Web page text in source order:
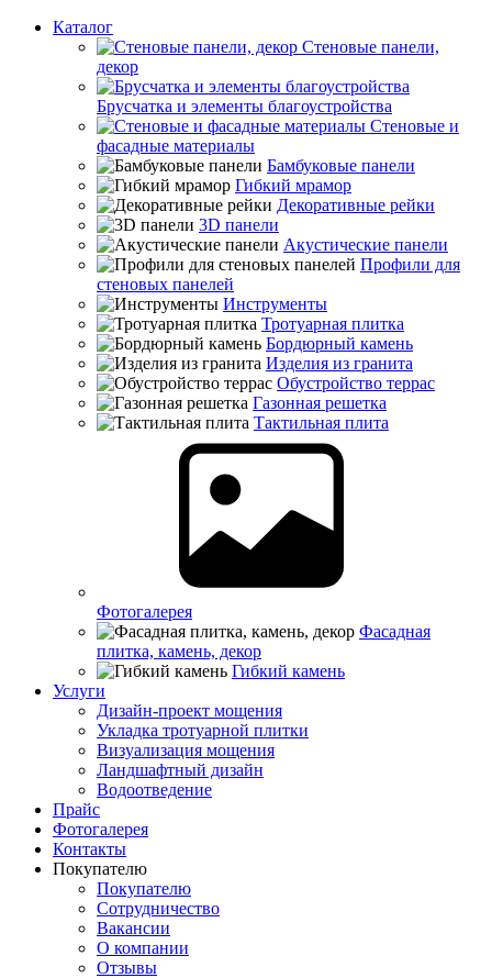
Каталог
Стеновые панели,
декор
Брусчатка и элементы благоустройства
Стеновые и
фасадные материалы
Бамбуковые панели
Гибкий мрамор
Декоративные рейки
3D панели
Акустические панели
Профили для
стеновых панелей
Инструменты
Тротуарная плитка
Бордюрный камень
Изделия из гранита
Обустройство террас
Газонная решетка
Тактильная плита
Фотогалерея
Фасадная
плитка, камень, декор
Гибкий камень
Услуги
Дизайн-проект мощения
Укладка тротуарной плитки
Визуализация мощения
Ландшафтный дизайн
Водоотведение
Прайс
Фотогалерея
Контакты
Покупателю
Покупателю
Сотрудничество
Вакансии
О компании
Отзывы